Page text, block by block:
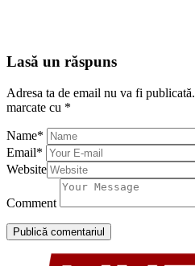
Lasă un răspuns
Adresa ta de email nu va fi publicată.
marcate cu *
Name*
Email*
Website
Comment